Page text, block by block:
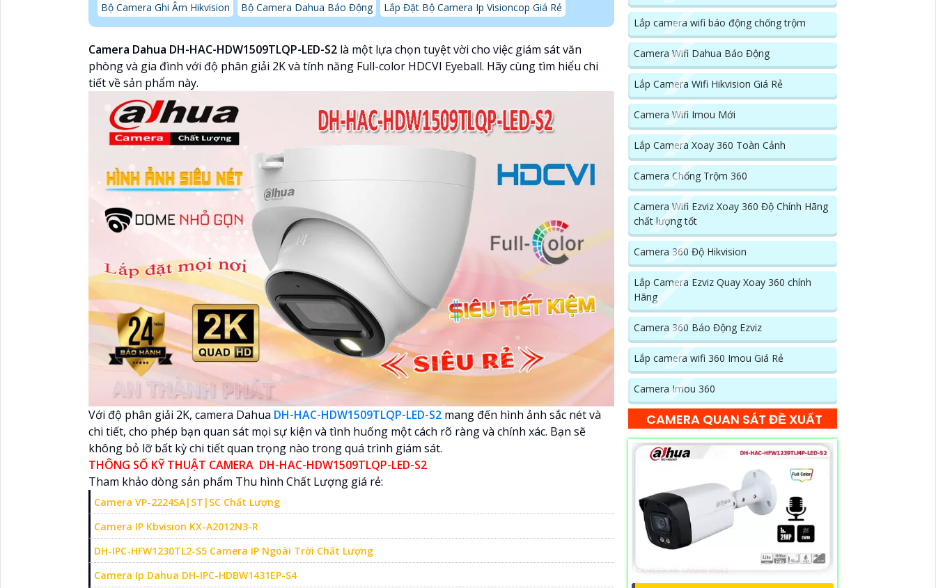
Bộ Camera Ghi Âm Hikvision
Bộ Camera Dahua Báo Động Lắp Đặt Bộ Camera Ip Visioncop Giá Rẻ
Camera Dahua DH-HAC-HDW1509TLQP-LED-S2 là một lựa chọn tuyệt vời cho việc giám sát văn
phòng và gia đình với độ phân giải 2K và tính năng Full-color HDCVI Eyeball. Hãy cùng tìm hiểu chi
tiết về sản phẩm này.
Với độ phân giải 2K, camera Dahua DH-HAC-HDW1509TLQP-LED-S2 mang đến hình ảnh sắc nét và
chi tiết, cho phép bạn quan sát mọi sự kiện và tình huống một cách rõ ràng và chính xác. Bạn sẽ
không bỏ lỡ bất kỳ chi tiết quan trọng nào trong quá trình giám sát.
THÔNG SỐ KỸ THUẬT CAMERA DH-HAC-HDW1509TLQP-LED-S2
Tham khảo dòng sản phẩm Thu hình Chất Lượng giá rẻ:
Camera VP-2224SA|ST|SC Chất Lượng
Camera IP Kbvision KX-A2012N3-R
DH-IPC-HFW1230TL2-S5 Camera IP Ngoài Trời Chất Lượng
Camera Ip Dahua DH-IPC-HDBW1431EP-S4
Lắp camera wifi báo động chống trộm
Camera Wifi Dahua Báo Động
Lắp Camera Wifi Hikvision Giá Rẻ
Camera Wifi Imou Mới
Lắp Camera Xoay 360 Toàn Cảnh
Camera Chống Trộm 360
Camera Wifi Ezviz Xoay 360 Độ Chính Hãng
chất lượng tốt
Camera 360 Độ Hikvision
Lắp Camera Ezviz Quay Xoay 360 chính
Hãng
Camera 360 Báo Động Ezviz
Lắp camera wifi 360 Imou Giá Rẻ
Camera Imou 360
CAMERA QUAN SÁT ĐỀ XUẤT